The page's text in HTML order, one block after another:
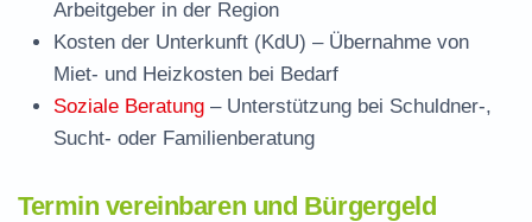
Arbeitgeber in der Region
Kosten der Unterkunft (KdU) – Übernahme von
Miet- und Heizkosten bei Bedarf
Soziale Beratung – Unterstützung bei Schuldner-,
Sucht- oder Familienberatung
Termin vereinbaren und Bürgergeld